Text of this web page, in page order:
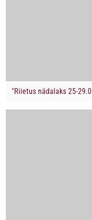
"Riietus nädalaks 25-